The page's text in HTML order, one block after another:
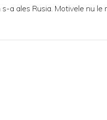
a ales Rusia. Motivele nu le